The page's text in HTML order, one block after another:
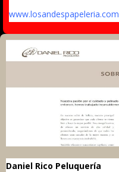
www.losandespapeleria.com
Daniel Rico Peluquería